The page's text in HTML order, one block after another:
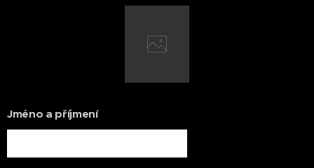
Jméno a příjmení